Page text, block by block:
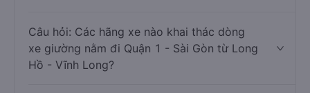
Câu hỏi: Các hãng xe nào khai thác dòng
xe giường nằm đi Quận 1 - Sài Gòn từ Long
Hồ - Vĩnh Long?